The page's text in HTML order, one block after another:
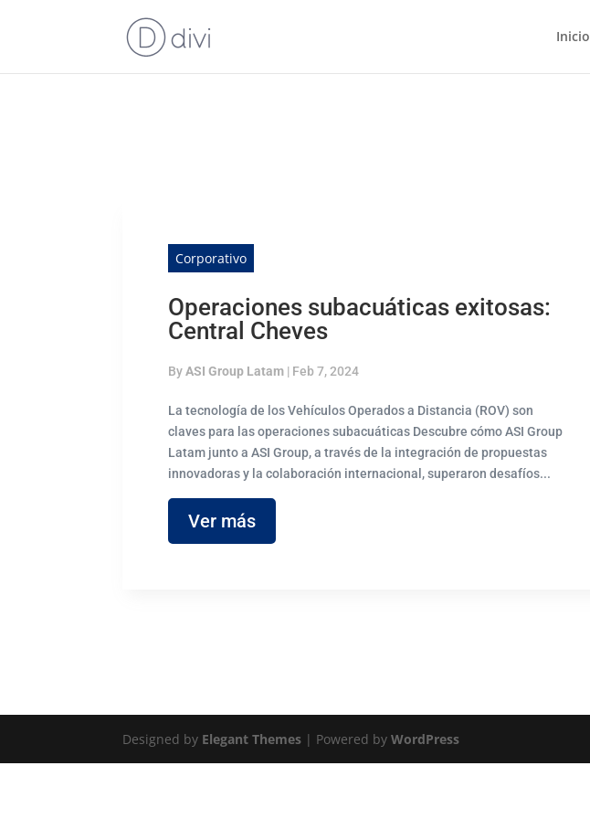
Inicio
Corporativo
Operaciones subacuáticas exitosas:
Central Cheves
ByASI Group Latam | Feb 7, 2024
La tecnología de los Vehículos Operados a Distancia (ROV) son
claves para las operaciones subacuáticas Descubre cómo ASI Group
Latam junto a ASI Group, a través de la integración de propuestas
innovadoras y la colaboración internacional, superaron desafíos...
Ver más
Designed by Elegant Themes | Powered byWordPress